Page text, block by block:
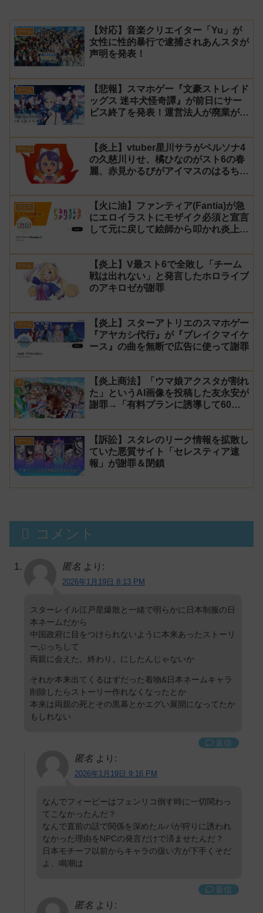
ゲーム
【対応】音楽クリエイター「Yu」が
女性に性的暴行で逮捕されあんスタが
声明を発表！
ゲーム
【悲報】スマホゲー『文豪ストレイド
ッグス 迷ヰ犬怪奇譚』が前日にサー
ビス終了を発表！運営法人が廃業が原
ゲーム
【炎上】vtuber星川サラがペルソナ4
の久慈川りせ、橘ひなのがスト6の春
麗、赤見かるびがアイマスのはるちは
アニメ
【火に油】ファンティア(Fantia)が急
にエロイラストにモザイク必須と宣言
して元に戻して絵師から叩かれ炎上し
ゲーム
【炎上】V最スト6で全敗し「チーム
戦は出れない」と発言したホロライブ
のアキロゼが謝罪
ゲーム
【炎上】スターアトリエのスマホゲー
『アヤカシ代行』が『ブレイクマイケ
ース』の曲を無断で広告に使って謝罪
AI
【炎上商法】「ウマ娘アクスタが割れ
た」というAI画像を投稿した友永安が
謝罪→「有料プランに誘導して60万
娘エロイラストをリポスト！
ゲーム
【訴訟】スタレのリーク情報を拡散し
ていた悪質サイト「セレスティア速
報」が謝罪＆閉鎖
コメント
匿名 より:
2026年1月19日 8:13 PM
スターレイル江戸星爆散と一緒で明らかに日本制服の日
本ネームだから
中国政府に目をつけられないように本来あったストーリ
ーぶっちして
両親に会えた。終わり。にしたんじゃないか
それか本来出てくるはずだった着物&日本ネームキャラ
削除したらストーリー作れなくなったとか
本来は両親の死とその黒幕とかエグい展開になってたか
もしれない
返信
匿名 より:
2026年1月19日 9:16 PM
なんでフィービーはフェンリコ倒す時に一切関わっ
てこなかったんだ？
なんで直前の話で関係を深めたルパが狩りに誘われ
なかった理由をNPCの発言だけで済ませたんだ？
日本モチーフ以前からキャラの扱い方が下手くそだ
よ、鳴潮は
返信
匿名 より: